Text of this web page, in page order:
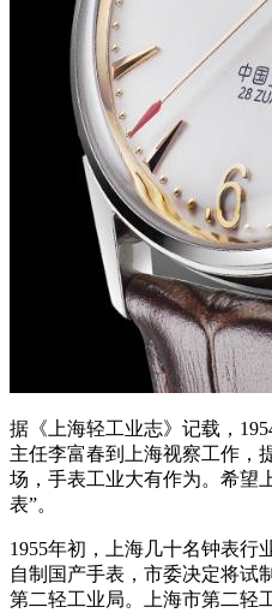
据《上海轻工业志》记载，
主任李富春到上海视察工作，
场，手表工业大有作为。希望
表”。
1955年初，上海几十名钟表行
自制国产手表，市委决定将试
第二轻工业局。上海市第二轻